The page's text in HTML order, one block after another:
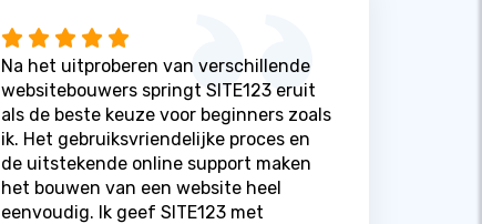
Na het uitproberen van verschillende
websitebouwers springt SITE123 eruit
als de beste keuze voor beginners zoals
ik. Het gebruiksvriendelijke proces en
de uitstekende online support maken
het bouwen van een website heel
eenvoudig. Ik geef SITE123 met